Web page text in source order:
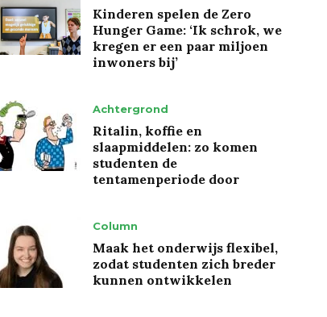
Kinderen spelen de Zero
Hunger Game: ‘Ik schrok, we
kregen er een paar miljoen
inwoners bij’
Achtergrond
Ritalin, koffie en
slaapmiddelen: zo komen
studenten de
tentamenperiode door
Column
Maak het onderwijs flexibel,
zodat studenten zich breder
kunnen ontwikkelen